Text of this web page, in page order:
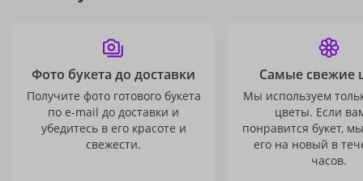
Фото букета до доставки
Получите фото готового букета
по e-mail до доставки и
убедитесь в его красоте и
свежести.
Самые свежие
Мы используем
цветы. Если
понравится букет,
его на новый в
часов.